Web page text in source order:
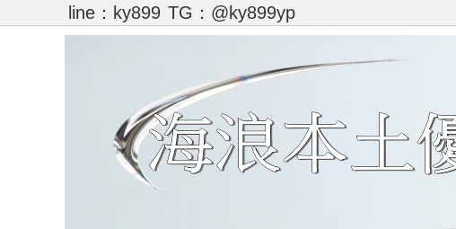
line：ky899 TG：@ky899yp